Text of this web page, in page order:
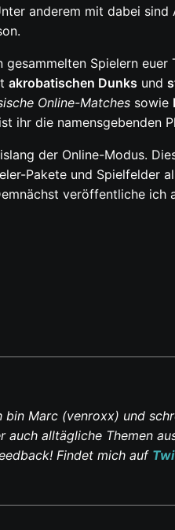
anderem mit dabei sind
Spielern
akrobatischen Dunks und
Online-Matches sowie
ihr die namensgebenden
der Online-Modus.
Pakete und Spielfelder
veröffentliche ich
bin Marc (venroxx) und
auch alltägliche Themen
Findet mich auf